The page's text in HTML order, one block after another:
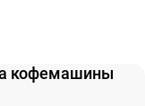
кофемашины